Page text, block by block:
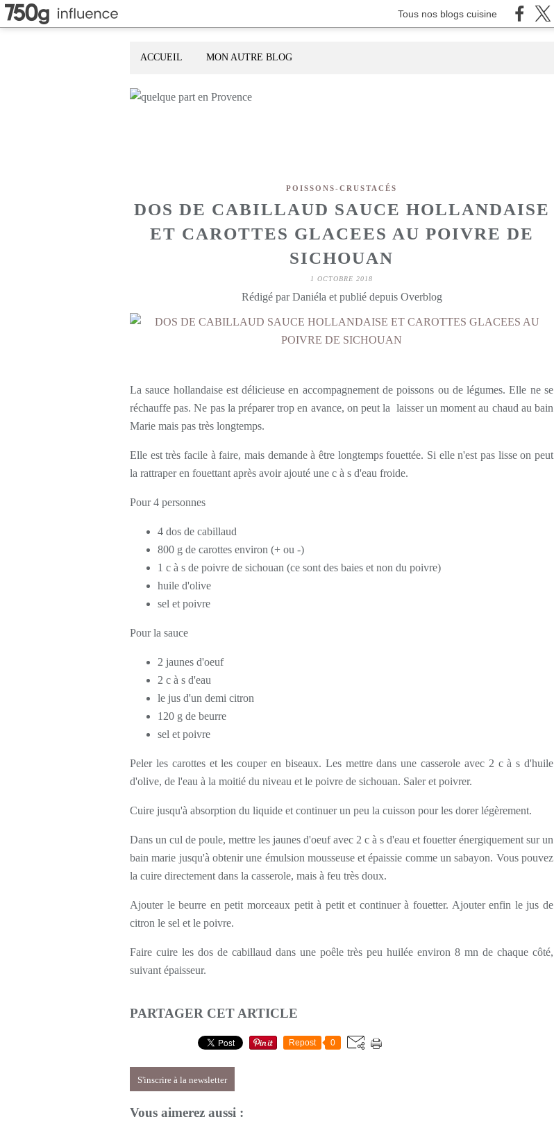
Tous nos blogs cuisine
ACCUEIL MON AUTRE BLOG
POISSONS-CRUSTACÉS
DOS DE CABILLAUD SAUCE HOLLANDAISE
ET CAROTTES GLACEES AU POIVRE DE
SICHOUAN
1 OCTOBRE 2018
Rédigé par Daniéla et publié depuis Overblog
La sauce hollandaise est délicieuse en accompagnement de poissons ou de légumes. Elle ne se
réchauffe pas. Ne pas la préparer trop en avance, on peut la laisser un moment au chaud au bain
Marie mais pas très longtemps.
Elle est très facile à faire, mais demande à être longtemps fouettée. Si elle n'est pas lisse on peut
la rattraper en fouettant après avoir ajouté une c à s d'eau froide.
Pour 4 personnes
4 dos de cabillaud
800 g de carottes environ (+ ou -)
1 c à s de poivre de sichouan (ce sont des baies et non du poivre)
huile d'olive
sel et poivre
Pour la sauce
2 jaunes d'oeuf
2 c à s d'eau
le jus d'un demi citron
120 g de beurre
sel et poivre
Peler les carottes et les couper en biseaux. Les mettre dans une casserole avec 2 c à s d'huile
d'olive, de l'eau à la moitié du niveau et le poivre de sichouan. Saler et poivrer.
Cuire jusqu'à absorption du liquide et continuer un peu la cuisson pour les dorer légèrement.
Dans un cul de poule, mettre les jaunes d'oeuf avec 2 c à s d'eau et fouetter énergiquement sur un
bain marie jusqu'à obtenir une émulsion mousseuse et épaissie comme un sabayon. Vous pouvez
la cuire directement dans la casserole, mais à feu très doux.
Ajouter le beurre en petit morceaux petit à petit et continuer à fouetter. Ajouter enfin le jus de
citron le sel et le poivre.
Faire cuire les dos de cabillaud dans une poêle très peu huilée environ 8 mn de chaque côté,
suivant épaisseur.
PARTAGER CET ARTICLE
Repost 0
S'inscrire à la newsletter
Vous aimerez aussi :